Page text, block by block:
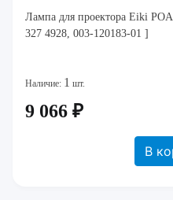
Лампа для проектора Eiki
327 4928, 003-120183-01 ]
Наличие: 1 шт.
9 066 ₽
В